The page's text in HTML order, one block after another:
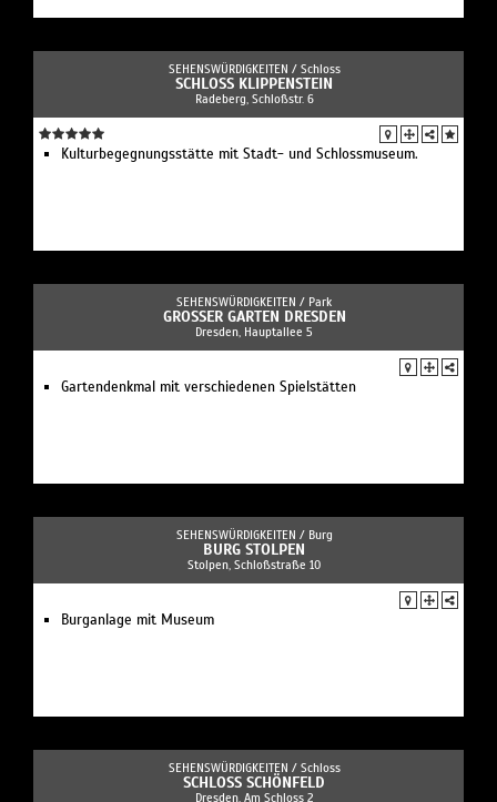
SEHENSWÜRDIGKEITEN / Schloss
SCHLOSS KLIPPENSTEIN
Radeberg, Schloßstr. 6
Kulturbegegnungsstätte mit Stadt- und Schlossmuseum.
SEHENSWÜRDIGKEITEN / Park
GROSSER GARTEN DRESDEN
Dresden, Hauptallee 5
Gartendenkmal mit verschiedenen Spielstätten
SEHENSWÜRDIGKEITEN / Burg
BURG STOLPEN
Stolpen, Schloßstraße 10
Burganlage mit Museum
SEHENSWÜRDIGKEITEN / Schloss
SCHLOSS SCHÖNFELD
Dresden, Am Schloss 2